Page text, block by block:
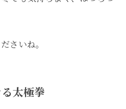
さいね。
太極拳